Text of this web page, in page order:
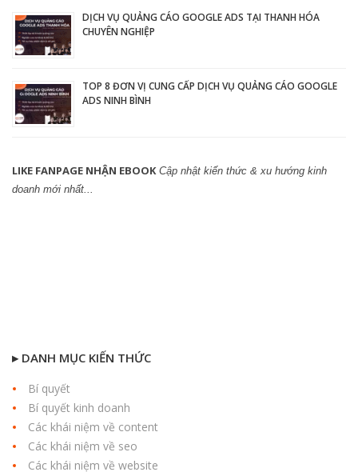
DỊCH VỤ QUẢNG CÁO GOOGLE ADS TẠI THANH HÓA
CHUYÊN NGHIỆP
TOP 8 ĐƠN VỊ CUNG CẤP DỊCH VỤ QUẢNG CÁO GOOGLE
ADS NINH BÌNH
LIKE FANPAGE NHẬN EBOOK Cập nhật kiến thức & xu hướng kinh
doanh mới nhất...
▸ DANH MỤC KIẾN THỨC
Bí quyết
Bí quyết kinh doanh
Các khái niệm về content
Các khái niệm về seo
Các khái niệm về website